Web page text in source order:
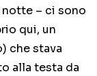
notte – ci sono
qui, un
che stava
alla testa da